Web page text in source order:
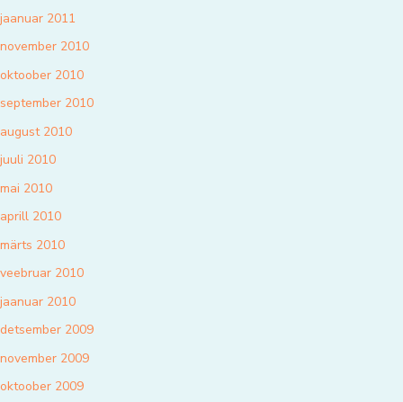
jaanuar 2011
november 2010
oktoober 2010
september 2010
august 2010
juuli 2010
mai 2010
aprill 2010
märts 2010
veebruar 2010
jaanuar 2010
detsember 2009
november 2009
oktoober 2009